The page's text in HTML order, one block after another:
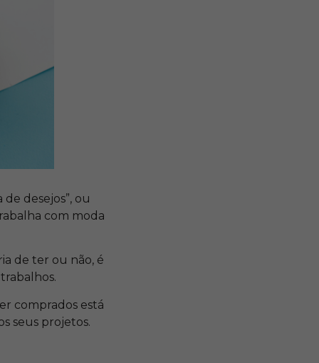
de desejos”, ou
com moda
de ter ou não, é
comprados está
seus projetos.